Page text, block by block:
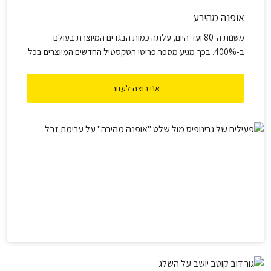
אופנה מהירע
משנות ה-80 ועד היום, עלתה כמות הבגדים המיוצרת בעולם
ב-400%. בכך מגיע מספר פריטי הטקסטיל החדשים המיוצרים בכל
שלנו, לאחת התעשיות ההרסניות ביותר בעולם.
אני רוצה לעזור